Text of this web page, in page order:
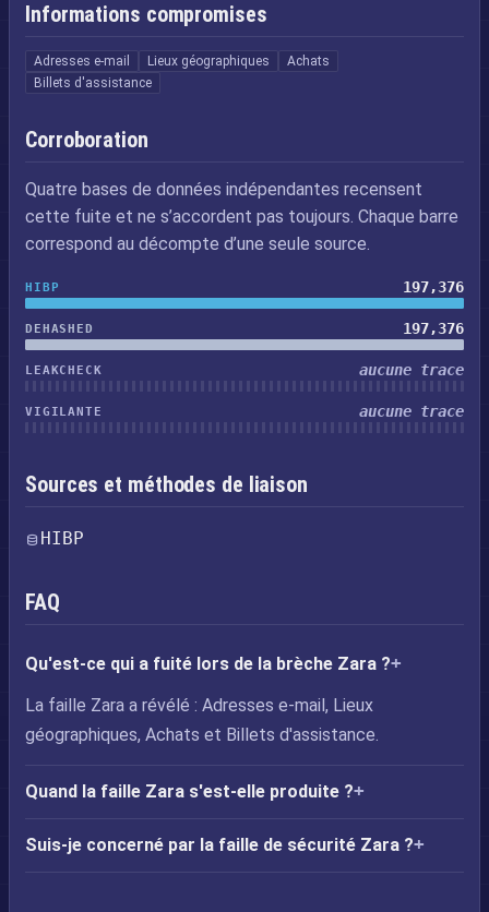
Informations compromises
Adresses e-mail Lieux géographiques
Achats
Billets d'assistance
Corroboration
Quatre bases de données indépendantes recensent
cette fuite et ne s’accordent pas toujours. Chaque barre
correspond au décompte d’une seule source.
HIBP 197,376
DEHASHED 197,376
LEAKCHECK aucune trace
VIGILANTE aucune trace
Sources et méthodes de liaison
HIBP
FAQ
Qu'est-ce qui a fuité lors de la brèche Zara ?
La faille Zara a révélé : Adresses e-mail, Lieux
géographiques, Achats et Billets d'assistance.
Quand la faille Zara s'est-elle produite ?
Suis-je concerné par la faille de sécurité Zara ?